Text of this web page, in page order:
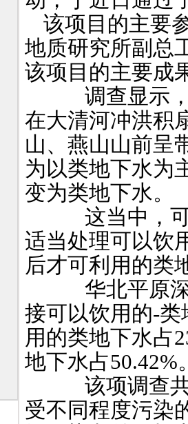
该项目的主要
地质研究所副总
该项目的主要成
调查显示，
在大清河冲洪积
山、燕山山前呈
为以类地下水为
变为类地下水。
这当中，可
适当处理可以饮
后才可利用的类
华北平原深
接可以饮用的-类
用的类地下水占
地下水占50.42%
该项调查共
受不同程度污染